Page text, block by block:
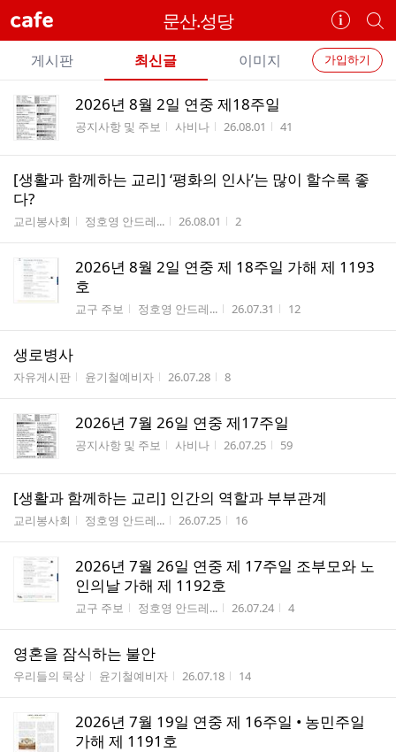
cafe 문산.성당
카
페
정
보
개
별
카
페
카
페
메
뉴
가입하기
게시판 최신글 이미지
전
체
글
리
2026년 8월 2일 연중 제18주일
게시판명
공지사항 및 주보 작성자
사비나 작성시간
26.08.01 조회수
41
[생활과 함께하는 교리] ‘평화의 인사’는 많이 할수록 좋
다?
게시판명
교리봉사회 작성자
정호영 안드레... 작성시간
26.08.01 조회수
2
2026년 8월 2일 연중 제 18주일 가해 제 1193
호
게시판명
교구 주보 작성자
정호영 안드레... 작성시간
26.07.31 조회수
12
생로병사
게시판명
자유게시판 작성자
윤기철예비자 작성시간
26.07.28 조회수
8
2026년 7월 26일 연중 제17주일
게시판명
공지사항 및 주보 작성자
사비나 작성시간
26.07.25 조회수
59
[생활과 함께하는 교리] 인간의 역할과 부부관계
게시판명
교리봉사회 작성자
정호영 안드레... 작성시간
26.07.25 조회수
16
2026년 7월 26일 연중 제 17주일 조부모와 노
인의날 가해 제 1192호
게시판명
교구 주보 작성자
정호영 안드레... 작성시간
26.07.24 조회수
4
영혼을 잠식하는 불안
게시판명
우리들의 묵상 작성자
윤기철예비자 작성시간
26.07.18 조회수
14
2026년 7월 19일 연중 제 16주일 • 농민주일
가해 제 1191호